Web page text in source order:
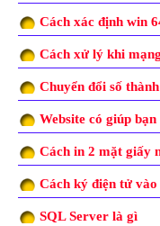
Cách xác định win
Cách xử lý khi
Chuyển đổi số
Website có giúp
Cách in 2 mặt giấy
Cách ký điện tử
SQL Server là gì